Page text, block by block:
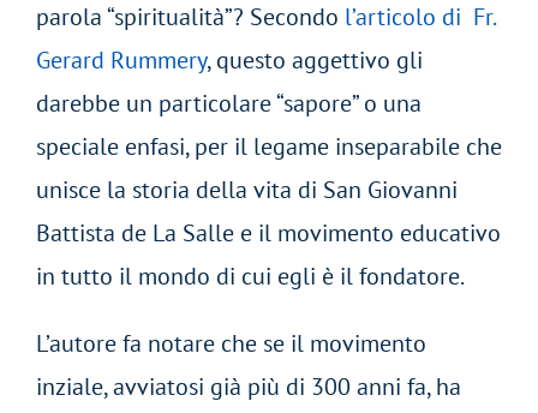
parola “spiritualità”? Secondo l’articolo di Fr.
Gerard Rummery, questo aggettivo gli
darebbe un particolare “sapore” o una
speciale enfasi, per il legame inseparabile che
unisce la storia della vita di San Giovanni
Battista de La Salle e il movimento educativo
in tutto il mondo di cui egli è il fondatore.
L’autore fa notare che se il movimento
inziale, avviatosi già più di 300 anni fa, ha